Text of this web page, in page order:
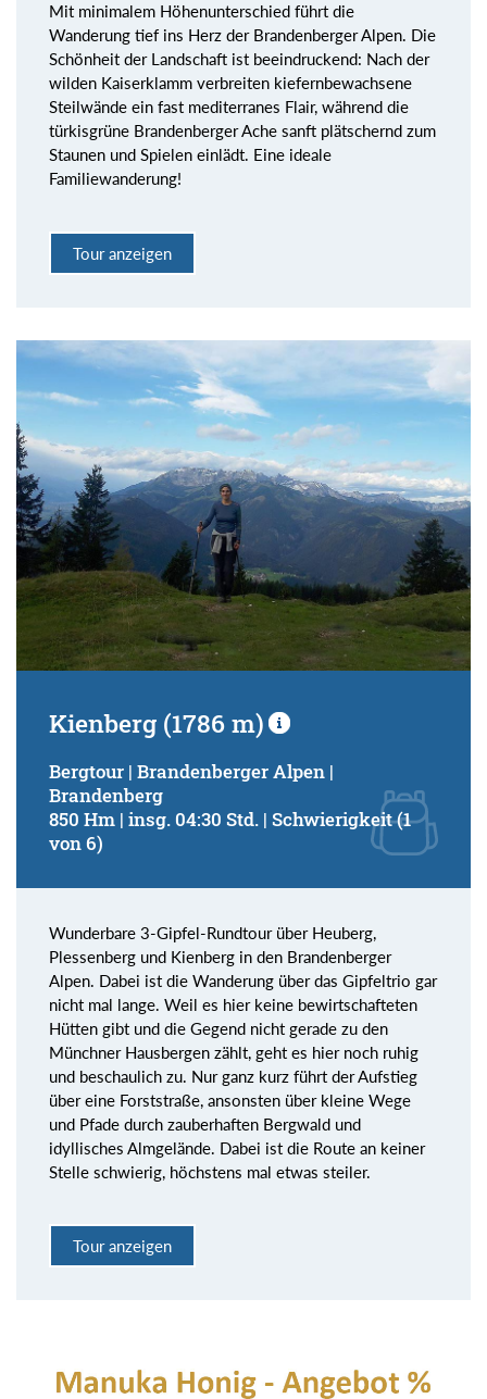
Mit minimalem Höhenunterschied führt die
Wanderung tief ins Herz der Brandenberger Alpen. Die
Schönheit der Landschaft ist beeindruckend: Nach der
wilden Kaiserklamm verbreiten kiefernbewachsene
Steilwände ein fast mediterranes Flair, während die
türkisgrüne Brandenberger Ache sanft plätschernd zum
Staunen und Spielen einlädt. Eine ideale
Familiewanderung!
Tour anzeigen
Kienberg (1786 m)
Bergtour | Brandenberger Alpen |
Brandenberg
850 Hm | insg. 04:30 Std. | Schwierigkeit (1
von 6)
Wunderbare 3-Gipfel-Rundtour über Heuberg,
Plessenberg und Kienberg in den Brandenberger
Alpen. Dabei ist die Wanderung über das Gipfeltrio gar
nicht mal lange. Weil es hier keine bewirtschafteten
Hütten gibt und die Gegend nicht gerade zu den
Münchner Hausbergen zählt, geht es hier noch ruhig
und beschaulich zu. Nur ganz kurz führt der Aufstieg
über eine Forststraße, ansonsten über kleine Wege
und Pfade durch zauberhaften Bergwald und
idyllisches Almgelände. Dabei ist die Route an keiner
Stelle schwierig, höchstens mal etwas steiler.
Tour anzeigen